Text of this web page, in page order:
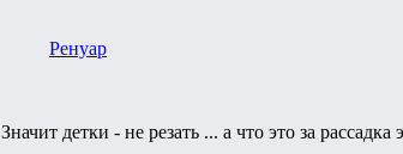
Ренуар
Значит детки - не резать ... а что это за